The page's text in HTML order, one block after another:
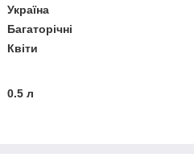
Україна
Багаторічні
Квіти
0.5 л